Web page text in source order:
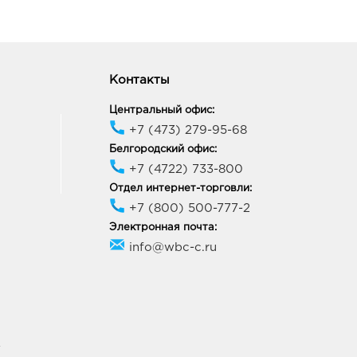
Контакты
Центральный офис:
+7 (473) 279-95-68
Белгородский офис:
+7 (4722) 733-800
Отдел интернет-торговли:
+7 (800) 500-777-2
Электронная почта:
info@wbc-c.ru